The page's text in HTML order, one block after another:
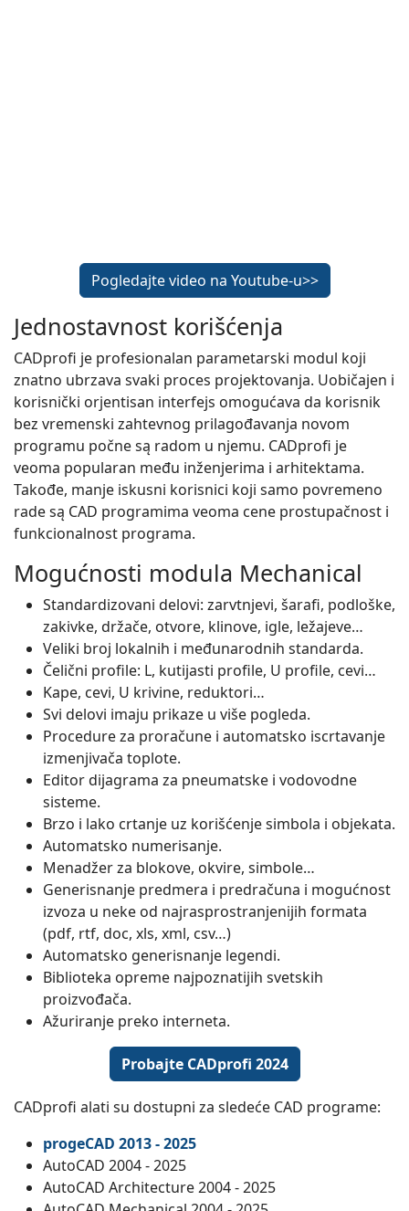
Pogledajte video na Youtube-u>>
Jednostavnost korišćenja
CADprofi je profesionalan parametarski modul koji
znatno ubrzava svaki proces projektovanja. Uobičajen i
korisnički orjentisan interfejs omogućava da korisnik
bez vremenski zahtevnog prilagođavanja novom
programu počne są radom u njemu. CADprofi je
veoma popularan među inženjerima i arhitektama.
Takođe, manje iskusni korisnici koji samo povremeno
rade są CAD programima veoma cene prostupačnost i
funkcionalnost programa.
Mogućnosti modula Mechanical
Standardizovani delovi: zarvtnjevi, šarafi, podloške,
zakivke, držače, otvore, klinove, igle, ležajeve…
Veliki broj lokalnih i međunarodnih standarda.
Čelični profile: L, kutijasti profile, U profile, cevi…
Kape, cevi, U krivine, reduktori…
Svi delovi imaju prikaze u više pogleda.
Procedure za proračune i automatsko iscrtavanje
izmenjivača toplote.
Editor dijagrama za pneumatske i vodovodne
sisteme.
Brzo i lako crtanje uz korišćenje simbola i objekata.
Automatsko numerisanje.
Menadžer za blokove, okvire, simbole…
Generisnanje predmera i predračuna i mogućnost
izvoza u neke od najrasprostranjenijih formata
(pdf, rtf, doc, xls, xml, csv…)
Automatsko generisnanje legendi.
Biblioteka opreme najpoznatijih svetskih
proizvođača.
Ažuriranje preko interneta.
Probajte CADprofi 2024
CADprofi alati su dostupni za sledeće CAD programe:
progeCAD 2013 - 2025
AutoCAD 2004 - 2025
AutoCAD Architecture 2004 - 2025